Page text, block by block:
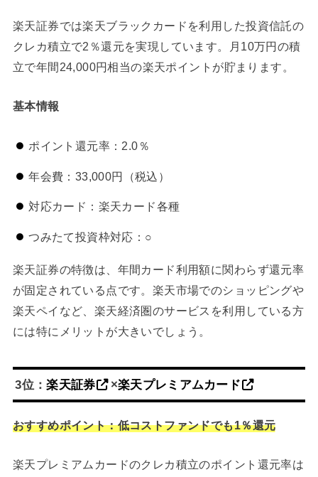
楽天証券では楽天ブラックカードを利用した投資信託の
クレカ積立で2％還元を実現しています。月10万円の積
立で年間24,000円相当の楽天ポイントが貯まります。
基本情報
ポイント還元率：2.0％
年会費：33,000円（税込）
対応カード：楽天カード各種
つみたて投資枠対応：○
楽天証券の特徴は、年間カード利用額に関わらず還元率
が固定されている点です。楽天市場でのショッピングや
楽天ペイなど、楽天経済圏のサービスを利用している方
には特にメリットが大きいでしょう。
3位：楽天証券 ×楽天プレミアムカード
おすすめポイント：低コストファンドでも1％還元
楽天プレミアムカードのクレカ積立のポイント還元率は